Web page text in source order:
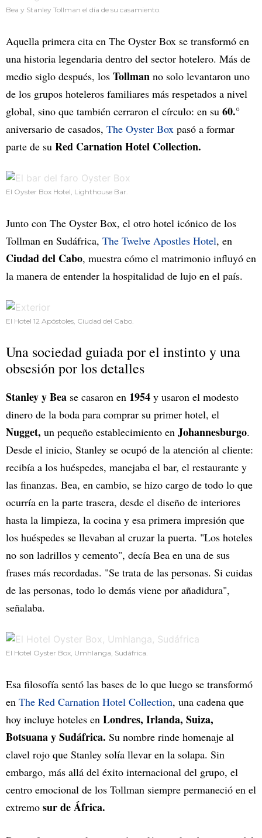
Bea y Stanley Tollman el día de su casamiento.
Aquella primera cita en The Oyster Box se transformó en
una historia legendaria dentro del sector hotelero. Más de
medio siglo después, los Tollman no solo levantaron uno
de los grupos hoteleros familiares más respetados a nivel
global, sino que también cerraron el círculo: en su 60.°
aniversario de casados, The Oyster Box pasó a formar
parte de su Red Carnation Hotel Collection.
El Oyster Box Hotel, Lighthouse Bar.
Junto con The Oyster Box, el otro hotel icónico de los
Tollman en Sudáfrica, The Twelve Apostles Hotel, en
Ciudad del Cabo, muestra cómo el matrimonio influyó en
la manera de entender la hospitalidad de lujo en el país.
El Hotel 12 Apóstoles, Ciudad del Cabo.
Una sociedad guiada por el instinto y una
obsesión por los detalles
Stanley y Bea se casaron en 1954 y usaron el modesto
dinero de la boda para comprar su primer hotel, el
Nugget, un pequeño establecimiento en Johannesburgo.
Desde el inicio, Stanley se ocupó de la atención al cliente:
recibía a los huéspedes, manejaba el bar, el restaurante y
las finanzas. Bea, en cambio, se hizo cargo de todo lo que
ocurría en la parte trasera, desde el diseño de interiores
hasta la limpieza, la cocina y esa primera impresión que
los huéspedes se llevaban al cruzar la puerta. "Los hoteles
no son ladrillos y cemento", decía Bea en una de sus
frases más recordadas. "Se trata de las personas. Si cuidas
de las personas, todo lo demás viene por añadidura",
señalaba.
El Hotel Oyster Box, Umhlanga, Sudáfrica.
Esa filosofía sentó las bases de lo que luego se transformó
en The Red Carnation Hotel Collection, una cadena que
hoy incluye hoteles en Londres, Irlanda, Suiza,
Botsuana y Sudáfrica. Su nombre rinde homenaje al
clavel rojo que Stanley solía llevar en la solapa. Sin
embargo, más allá del éxito internacional del grupo, el
centro emocional de los Tollman siempre permaneció en el
extremo sur de África.